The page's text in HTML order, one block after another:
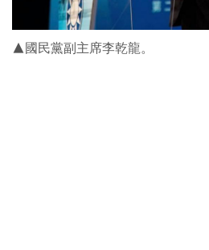
▲國民黨副主席李乾龍。